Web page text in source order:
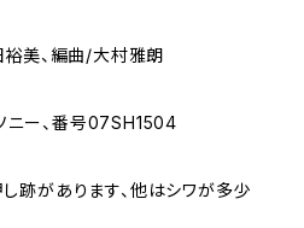
美、編曲/大村雅朗
ニー、番号07SH1504
跡があります、他はシワが多少